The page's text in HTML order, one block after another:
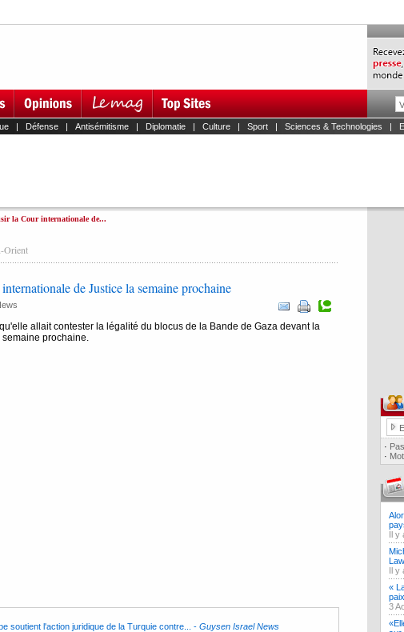
| Défense| Antisémitisme| Diplomatie| Culture| Sport| Sciences & Technologies |
la Cour internationale de...
Orient
de Justice la semaine prochaine
allait contester la légalité du blocus de la Bande de Gaza devant la
prochaine.
soutient l'action juridique de la Turquie contre... - Guysen Israel News
·
·
Il y
Il y
«
3